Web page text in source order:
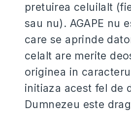
pretuirea celuilalt
sau nu). AGAPE nu
care se aprinde
celalt are merite
originea in
initiaza acest fel de
Dumnezeu este